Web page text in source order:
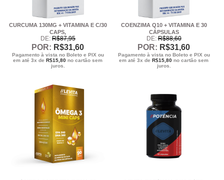
CURCUMA 130MG + VITAMINA E C/30
CAPS,
DE: R$87,95
POR: R$31,60
Pagamento à vista no Boleto e PIX ou
em até 3x deR$15,80 no cartão sem
juros.
COENZIMA Q10 + VITAMINA E 30
CÁPSULAS
DE: R$88,60
POR: R$31,60
Pagamento à vista no Boleto e PIX ou
em até 3x deR$15,80 no cartão sem
juros.